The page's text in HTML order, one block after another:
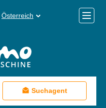
Österreich
Menü
Suchagent